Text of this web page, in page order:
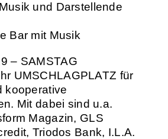
und Darstellende
Bar mit Musik
– SAMSTAG
UMSCHLAGPLATZ für
kooperative
Mit dabei sind u.a.
Magazin, GLS
Triodos Bank, I.L.A.